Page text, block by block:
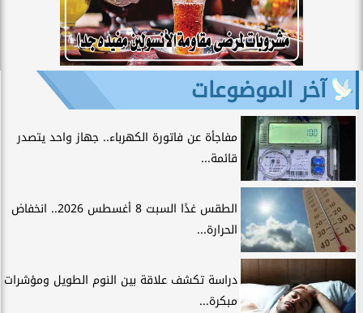
آخر الموضوعات
مفاجأة عن فاتورة الكهرباء.. جهاز واحد يتصدر
قائمة...
الطقس غدًا السبت 8 أغسطس 2026.. انخفاض
الحرارة...
دراسة تكشف علاقة بين النوم الطويل ومؤشرات
مبكرة...